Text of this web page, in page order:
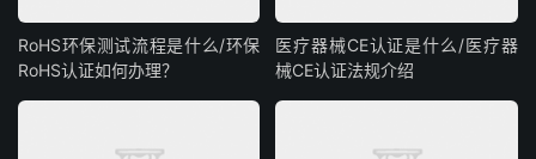
RoHS环保测试流程是什么/环保
RoHS认证如何办理？
医疗器械CE认证是什么/医疗器
械CE认证法规介绍